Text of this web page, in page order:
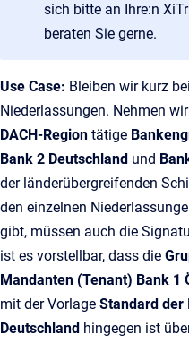
sich bitte an Ihre:n
beraten Sie gerne.
Use Case: Bleiben wir kurz
Niederlassungen. Nehmen
DACH-Region tätige
Bank 2 Deutschland und
der länderübergreifenden
den einzelnen
gibt, müssen auch die
ist es vorstellbar, dass die
Mandanten (Tenant) Bank 1
mit der Vorlage Standard der
Deutschland hingegen ist